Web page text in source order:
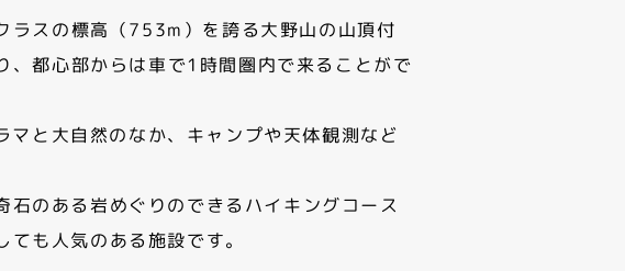
ラスの標高（753m）を誇る大野山の山頂付
、都心部からは車で1時間圏内で来ることがで
と大自然のなか、キャンプや天体観測など
石のある岩めぐりのできるハイキングコース
ても人気のある施設です。